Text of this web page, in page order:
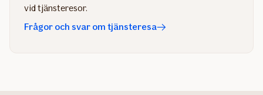
vid tjänsteresor.
Frågor och svar om tjänsteresa